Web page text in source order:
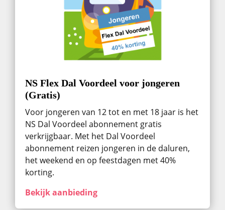
NS Flex Dal Voordeel voor jongeren
(Gratis)
Voor jongeren van 12 tot en met 18 jaar is het
NS Dal Voordeel abonnement gratis
verkrijgbaar. Met het Dal Voordeel
abonnement reizen jongeren in de daluren,
het weekend en op feestdagen met 40%
korting.
Bekijk aanbieding